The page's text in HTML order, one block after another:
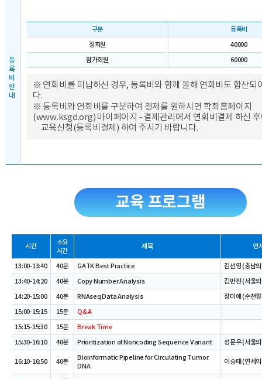
등
록
비
안
내
구분
등록비
정회원
40000
참가회원
60000
※ 연회비를 미납하신 경우, 등록비와 함께 올해 연회비도 합산되
다.
※ 등록비와 연회비를 구분하여 결제를 원하시면 학회홈페이지
(www.ksgd.org) 마이페이지 - 결제관리에서 연회비결제 하신
교육신청(등록비결제) 하여 주시기 바랍니다.
교육 프로그램
시간
소요
시간
제목 연
13:00-13:40 40분 GATK Best Practice
김선영 (충남
13:40-14:20
40분 Copy Number Analysis
김만진 (서울
14:20-15:00
40분 RNAseq Data Analysis
장미애 (순천
15:00-15:15
15분
Q&A
15:15-15:30
15분
Break Time
15:30-16:10
40분 Prioritization of Noncoding Sequence Variant 성문우 (서울
16:10-16:50 40분
Bioinformatic Pipeline for Circulating Tumor
DNA
이승태 (연세